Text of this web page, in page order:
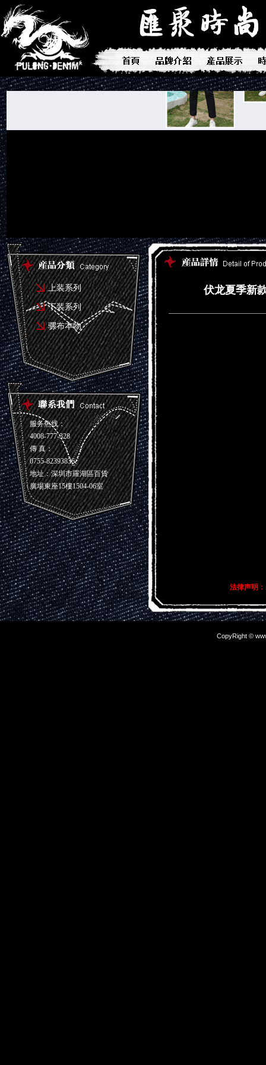
上装系列
下装系列
骡布本物
服务热线：
4008-777-328
傳 真：
0755-82393836
地址：深圳市羅湖區百貨
廣場東座15樓1504-06室
伏龙夏季新
法律声明
CopyRight ©